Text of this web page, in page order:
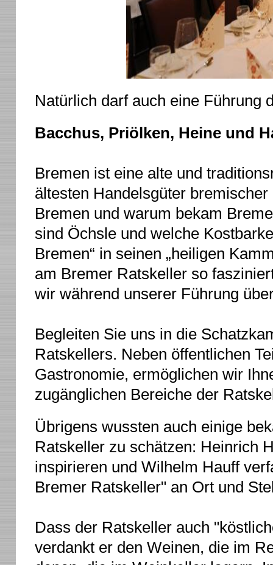
Natürlich darf auch eine Führung
Bacchus, Priölken, Heine und
Bremen ist eine alte und
ältesten Handelsgüter
Bremen und warum bekam
sind Öchsle und welche
Bremen“ in seinen „heiligen
am Bremer Ratskeller so
wir während unserer Führung
Begleiten Sie uns in die
Ratskellers. Neben öffentlichen
Gastronomie, ermöglichen wir
zugänglichen Bereiche der
Übrigens wussten auch einige
Ratskeller zu schätzen: Heinrich
inspirieren und Wilhelm Hauff
Bremer Ratskeller" an Ort und
Dass der Ratskeller auch
verdankt er den Weinen, die im